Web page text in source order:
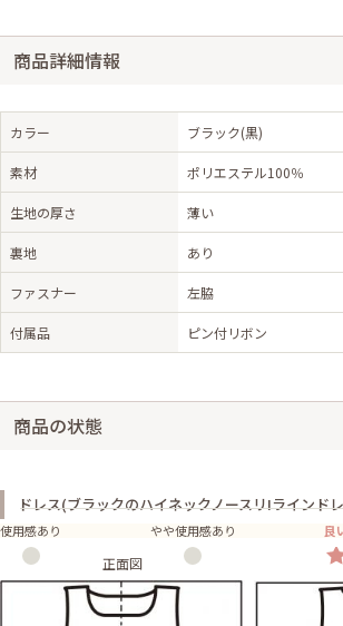
商品詳細情報
カラー ブラック(黒)
素材 ポリエステル100％
生地の厚さ 薄い
裏地 あり
ファスナー 左脇
付属品 ピン付リボン
商品の状態
ドレス(ブラックのハイネックノースリIラインド
使用感あり やや使用感あり 良
正面図